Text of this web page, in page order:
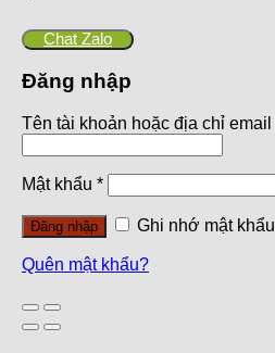
Chat Zalo
Đăng nhập
Tên tài khoản hoặc địa chỉ email
Mật khẩu *
Đăng nhập Ghi nhớ mật khẩu
Quên mật khẩu?